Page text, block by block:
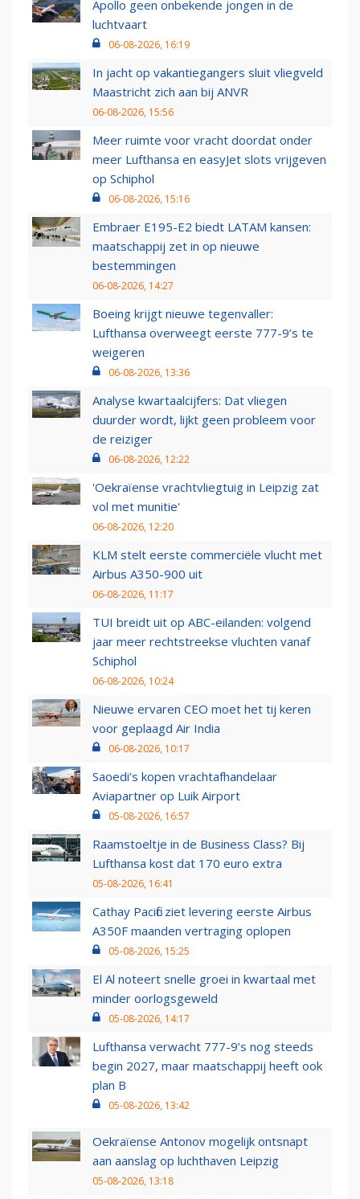
Apollo geen onbekende jongen in de
luchtvaart
06-08-2026, 16:19
In jacht op vakantiegangers sluit vliegveld
Maastricht zich aan bij ANVR
06-08-2026, 15:56
Meer ruimte voor vracht doordat onder
meer Lufthansa en easyJet slots vrijgeven
op Schiphol
06-08-2026, 15:16
Embraer E195-E2 biedt LATAM kansen:
maatschappij zet in op nieuwe
bestemmingen
06-08-2026, 14:27
Boeing krijgt nieuwe tegenvaller:
Lufthansa overweegt eerste 777-9’s te
weigeren
06-08-2026, 13:36
Analyse kwartaalcijfers: Dat vliegen
duurder wordt, lijkt geen probleem voor
de reiziger
06-08-2026, 12:22
'Oekraïense vrachtvliegtuig in Leipzig zat
vol met munitie'
06-08-2026, 12:20
KLM stelt eerste commerciële vlucht met
Airbus A350-900 uit
06-08-2026, 11:17
TUI breidt uit op ABC-eilanden: volgend
jaar meer rechtstreekse vluchten vanaf
Schiphol
06-08-2026, 10:24
Nieuwe ervaren CEO moet het tij keren
voor geplaagd Air India
06-08-2026, 10:17
Saoedi’s kopen vrachtafhandelaar
Aviapartner op Luik Airport
05-08-2026, 16:57
Raamstoeltje in de Business Class? Bij
Lufthansa kost dat 170 euro extra
05-08-2026, 16:41
Cathay Pacific ziet levering eerste Airbus
A350F maanden vertraging oplopen
05-08-2026, 15:25
El Al noteert snelle groei in kwartaal met
minder oorlogsgeweld
05-08-2026, 14:17
Lufthansa verwacht 777-9’s nog steeds
begin 2027, maar maatschappij heeft ook
plan B
05-08-2026, 13:42
Oekraïense Antonov mogelijk ontsnapt
aan aanslag op luchthaven Leipzig
05-08-2026, 13:18